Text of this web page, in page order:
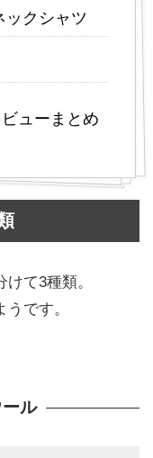
ックシャツ
ューまとめ
て3種類。
です。
ル